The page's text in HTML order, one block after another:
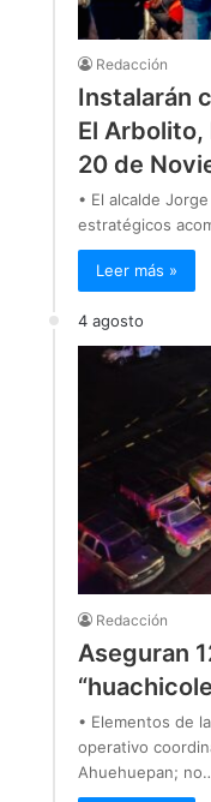
Redacción
Instalarán
El Arbolito,
20 de
• El alcalde
estratégicos
Leer más »
4 agosto
Redacción
Aseguran
• Elementos de
operativo
Ahuehuepan;